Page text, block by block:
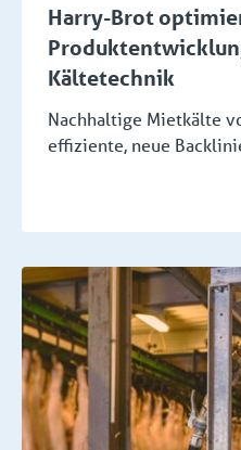
Harry-Brot
Kältetechnik
Nachhaltige Mietkälte
effiziente, neue